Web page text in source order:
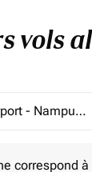
vols
correspond